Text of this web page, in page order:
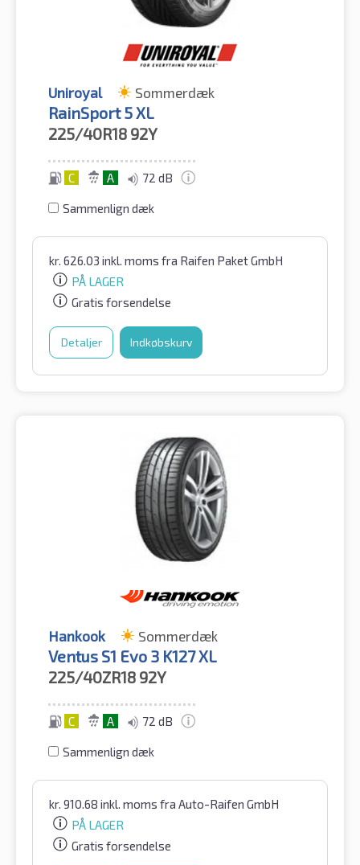
Uniroyal Sommerdæk
RainSport 5 XL
225/40R18 92Y
C A 72 dB
Sammenlign dæk
kr. 626.03 inkl. moms fra Raifen Paket GmbH
PÅ LAGER
Gratis forsendelse
Detaljer Indkøbskurv
Hankook Sommerdæk
Ventus S1 Evo 3 K127 XL
225/40ZR18 92Y
C A 72 dB
Sammenlign dæk
kr. 910.68 inkl. moms fra Auto-Raifen GmbH
PÅ LAGER
Gratis forsendelse